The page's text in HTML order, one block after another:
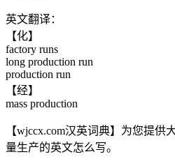
英文翻译：
【化】
factory runs
long production run
production run
【经】
mass production
【wjccx.com汉英词典】为您提供
量生产的英文怎么写。